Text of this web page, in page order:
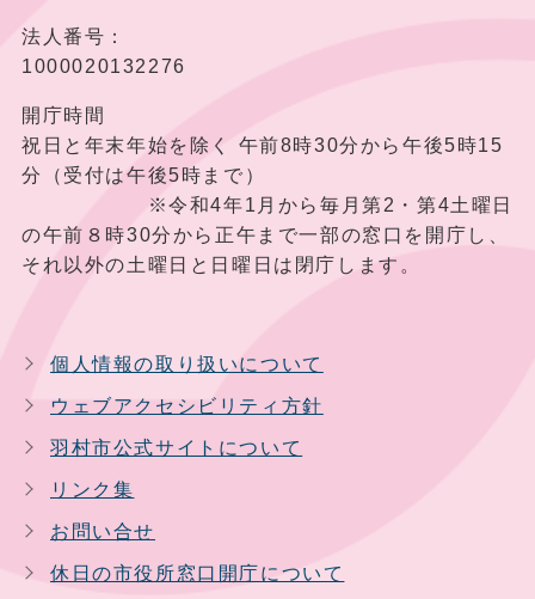
法人番号：
1000020132276
開庁時間
祝日と年末年始を除く 午前8時30分から午後5時15
分（受付は午後5時まで）
※令和4年1月から毎月第2・第4土曜日
の午前８時30分から正午まで一部の窓口を開庁し、
それ以外の土曜日と日曜日は閉庁します。
個人情報の取り扱いについて
ウェブアクセシビリティ方針
羽村市公式サイトについて
リンク集
お問い合せ
休日の市役所窓口開庁について